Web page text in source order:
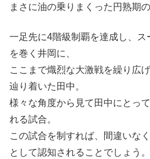
まさに油の乗りまくった円熟期
一足先に4階級制覇を達成し、ス
を巻く井岡に、
ここまで熾烈な大激戦を繰り広
辿り着いた田中。
様々な角度から見て田中にとっ
れる試合。
この試合を制すれば、間違いな
として認知されることでしょう。